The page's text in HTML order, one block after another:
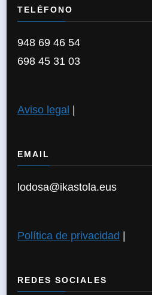
TELÉFONO
948 69 46 54
698 45 31 03
Aviso legal
EMAIL
lodosa@ikastola.eus
Política de privacidad
REDES SOCIALES